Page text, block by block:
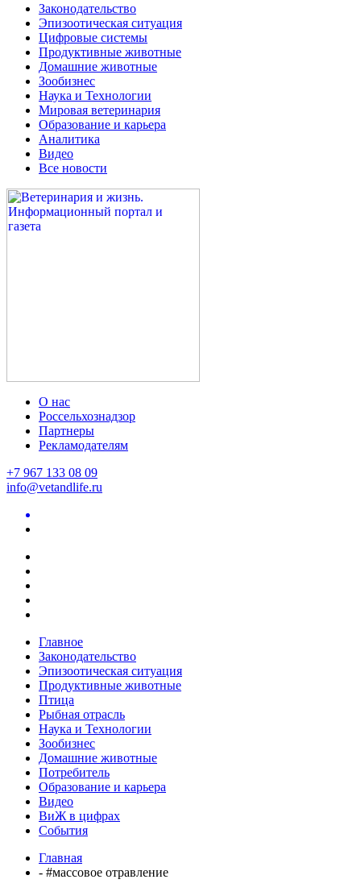
Законодательство
Эпизоотическая ситуация
Цифровые системы
Продуктивные животные
Домашние животные
Зообизнес
Наука и Технологии
Мировая ветеринария
Образование и карьера
Аналитика
Видео
Все новости
О нас
Россельхознадзор
Партнеры
Рекламодателям
+7 967 133 08 09
info@vetandlife.ru
Главное
Законодательство
Эпизоотическая ситуация
Продуктивные животные
Птица
Рыбная отрасль
Наука и Технологии
Зообизнес
Домашние животные
Потребитель
Образование и карьера
Видео
ВиЖ в цифрах
События
Главная
- #массовое отравление